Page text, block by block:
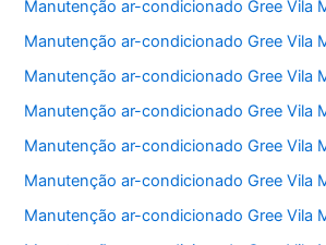
Manutenção ar-condicionado Gree Vila
Manutenção ar-condicionado Gree Vila
Manutenção ar-condicionado Gree Vila
Manutenção ar-condicionado Gree Vila
Manutenção ar-condicionado Gree Vila
Manutenção ar-condicionado Gree Vila
Manutenção ar-condicionado Gree Vila